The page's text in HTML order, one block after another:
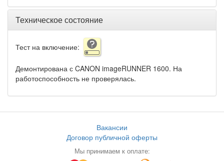
Техническое состояние
Тест на включение:
Демонтирована с CANON imageRUNNER 1600. На
работоспособность не проверялась.
Вакансии
Договор публичной оферты
Мы принимаем к оплате: